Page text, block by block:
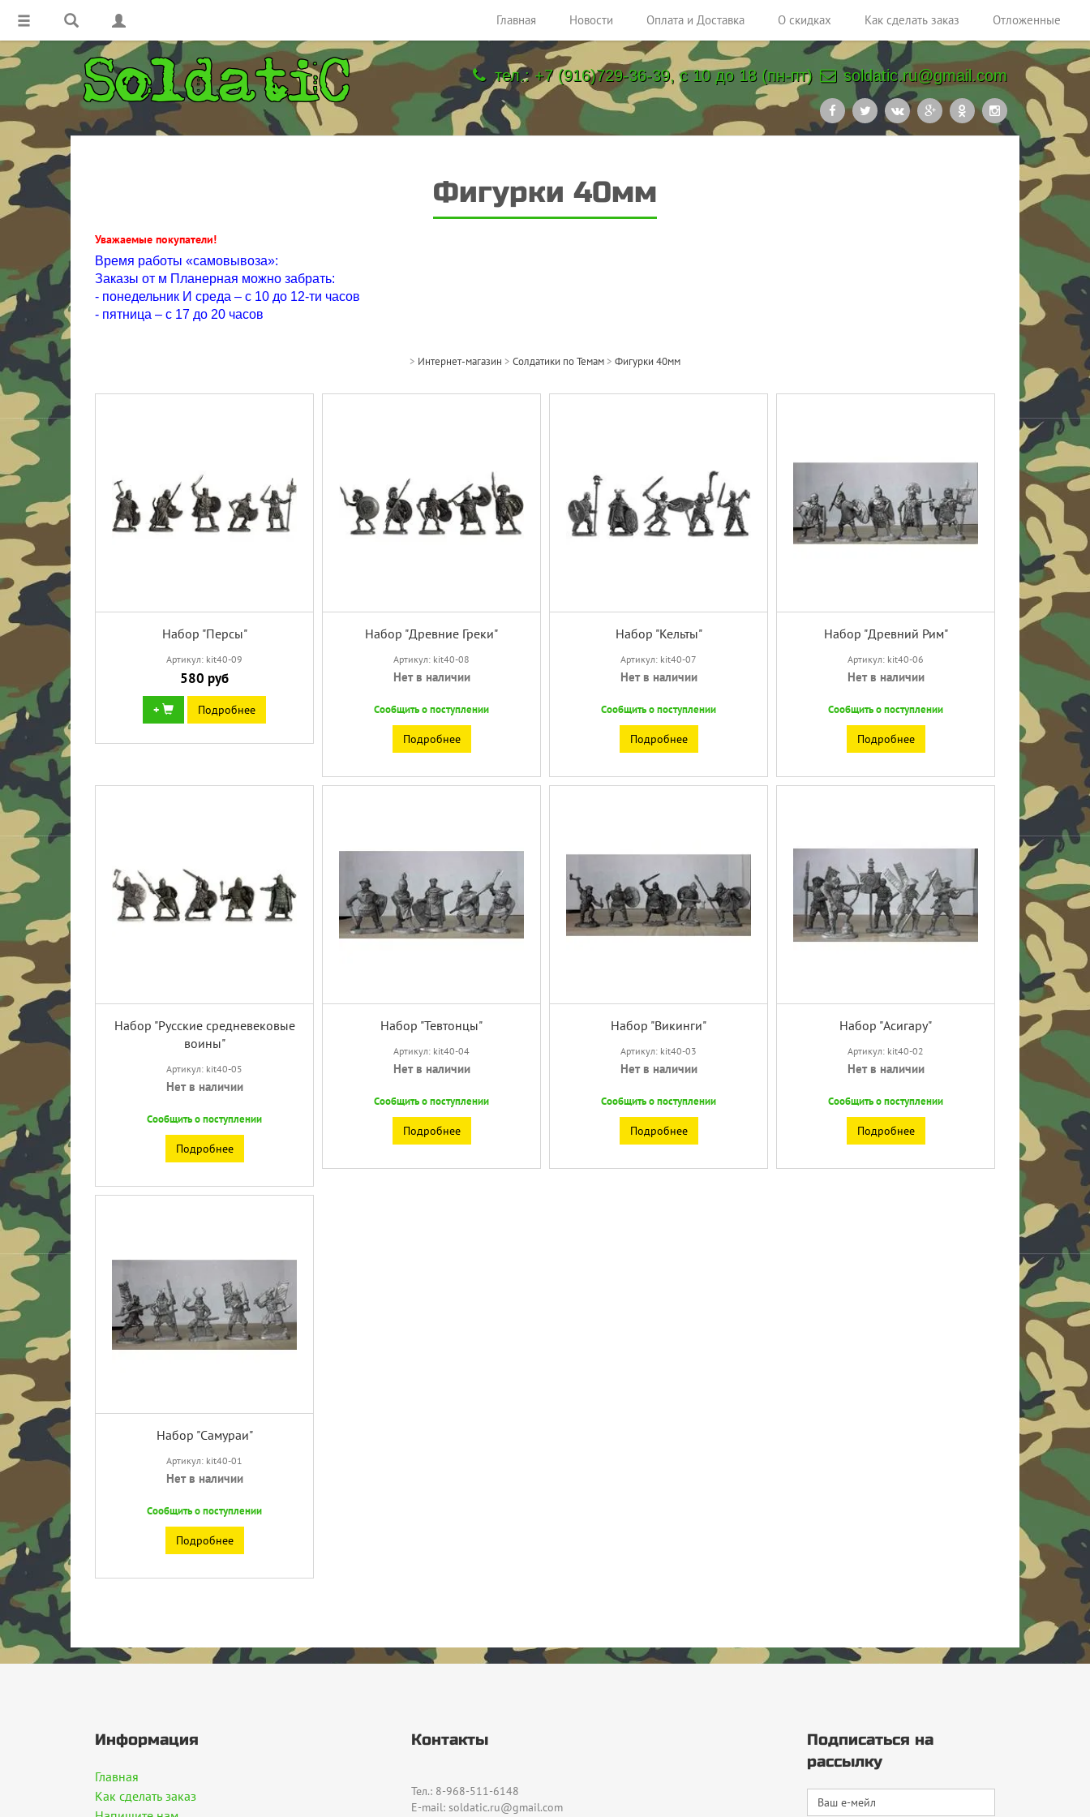
Главная Новости Оплата и Доставка О скидках Как сделать заказ Отложенные
тел.: +7 (916)729-36-39, с 10 до 18 (пн-пт) soldatic.ru@gmail.com
Фигурки 40мм
Уважаемые покупатели!
Время работы «самовывоза»:
Заказы от м Планерная можно забрать:
- понедельник И среда – с 10 до 12-ти часов
- пятница – с 17 до 20 часов
> Интернет-магазин > Солдатики по Темам > Фигурки 40мм
Набор "Персы"
Артикул: kit40-09
580 руб
+ Подробнее
Набор "Древние Греки"
Артикул: kit40-08
Нет в наличии
Сообщить о поступлении
Подробнее
Набор "Кельты"
Артикул: kit40-07
Нет в наличии
Сообщить о поступлении
Подробнее
Набор "Древний Рим"
Артикул: kit40-06
Нет в наличии
Сообщить о поступлении
Подробнее
Набор "Русские средневековые
воины"
Артикул: kit40-05
Нет в наличии
Сообщить о поступлении
Подробнее
Набор "Тевтонцы"
Артикул: kit40-04
Нет в наличии
Сообщить о поступлении
Подробнее
Набор "Викинги"
Артикул: kit40-03
Нет в наличии
Сообщить о поступлении
Подробнее
Набор "Асигару"
Артикул: kit40-02
Нет в наличии
Сообщить о поступлении
Подробнее
Набор "Самураи"
Артикул: kit40-01
Нет в наличии
Сообщить о поступлении
Подробнее
Информация
Главная
Как сделать заказ
Контакты
Тел.: 8-968-511-6148
E-mail: soldatic.ru@gmail.com
Подписаться на
рассылку